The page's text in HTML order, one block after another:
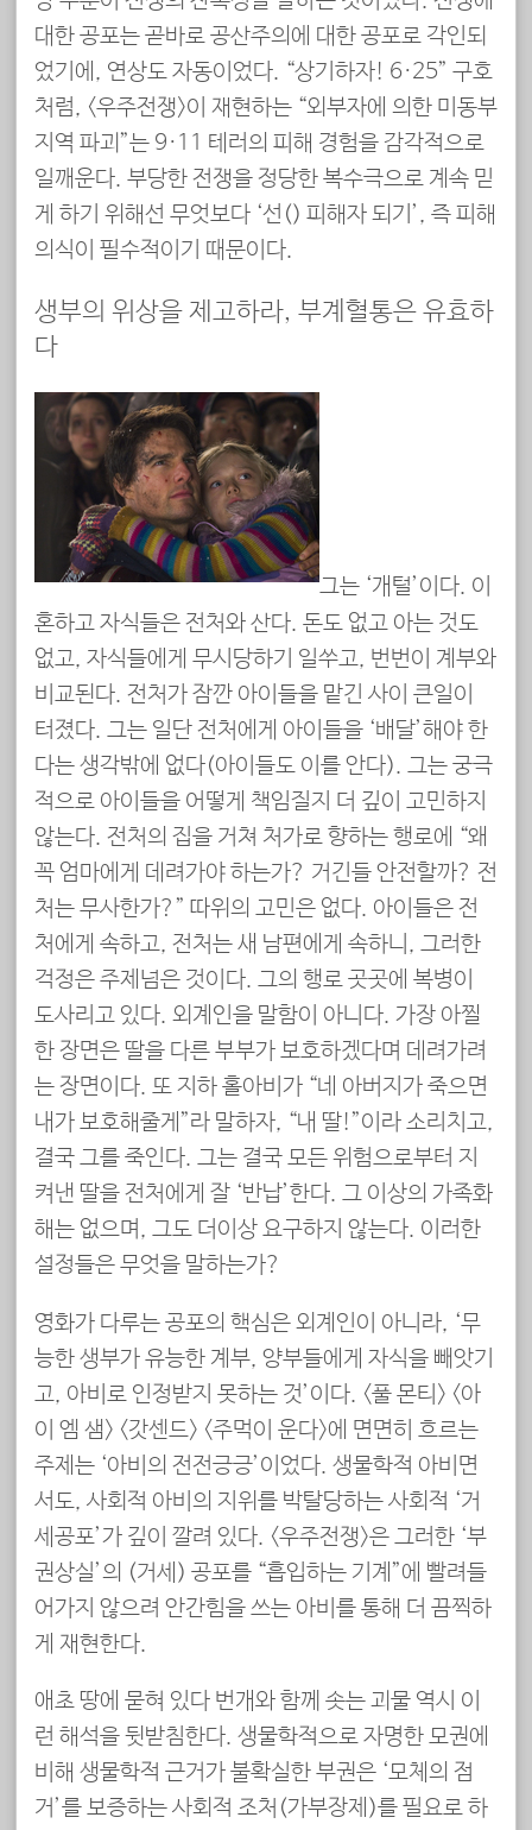
대한 공포는 곧바로 공산주의에 대한 공포로 각인되
었기에, 연상도 자동이었다. “상기하자! 6·25” 구호
처럼, <우주전쟁>이 재현하는 “외부자에 의한 미동부
지역 파괴”는 9·11 테러의 피해 경험을 감각적으로
일깨운다. 부당한 전쟁을 정당한 복수극으로 계속 믿
게 하기 위해선 무엇보다 ‘선(先) 피해자 되기’, 즉 피해
의식이 필수적이기 때문이다.
생부의 위상을 제고하라, 부계혈통은 유효하
다
그는 ‘개털’이다. 이
혼하고 자식들은 전처와 산다. 돈도 없고 아는 것도
없고, 자식들에게 무시당하기 일쑤고, 번번이 계부와
비교된다. 전처가 잠깐 아이들을 맡긴 사이 큰일이
터졌다. 그는 일단 전처에게 아이들을 ‘배달’해야 한
다는 생각밖에 없다(아이들도 이를 안다). 그는 궁극
적으로 아이들을 어떻게 책임질지 더 깊이 고민하지
않는다. 전처의 집을 거쳐 처가로 향하는 행로에 “왜
꼭 엄마에게 데려가야 하는가? 거긴들 안전할까? 전
처는 무사한가?” 따위의 고민은 없다. 아이들은 전
처에게 속하고, 전처는 새 남편에게 속하니, 그러한
걱정은 주제넘은 것이다. 그의 행로 곳곳에 복병이
도사리고 있다. 외계인을 말함이 아니다. 가장 아찔
한 장면은 딸을 다른 부부가 보호하겠다며 데려가려
는 장면이다. 또 지하 홀아비가 “네 아버지가 죽으면
내가 보호해줄게”라 말하자, “내 딸!”이라 소리치고,
결국 그를 죽인다. 그는 결국 모든 위험으로부터 지
켜낸 딸을 전처에게 잘 ‘반납’한다. 그 이상의 가족화
해는 없으며, 그도 더이상 요구하지 않는다. 이러한
설정들은 무엇을 말하는가?
영화가 다루는 공포의 핵심은 외계인이 아니라, ‘무
능한 생부가 유능한 계부, 양부들에게 자식을 빼앗기
고, 아비로 인정받지 못하는 것’이다. <풀 몬티> <아
이 엠 샘> <갓센드> <주먹이 운다>에 면면히 흐르는
주제는 ‘아비의 전전긍긍’이었다. 생물학적 아비면
서도, 사회적 아비의 지위를 박탈당하는 사회적 ‘거
세공포’가 깊이 깔려 있다. <우주전쟁>은 그러한 ‘부
권상실’의 (거세) 공포를 “흡입하는 기계”에 빨려들
어가지 않으려 안간힘을 쓰는 아비를 통해 더 끔찍하
게 재현한다.
애초 땅에 묻혀 있다 번개와 함께 솟는 괴물 역시 이
런 해석을 뒷받침한다. 생물학적으로 자명한 모권에
비해 생물학적 근거가 불확실한 부권은 ‘모체의 점
거’를 보증하는 사회적 조처(가부장제)를 필요로 하